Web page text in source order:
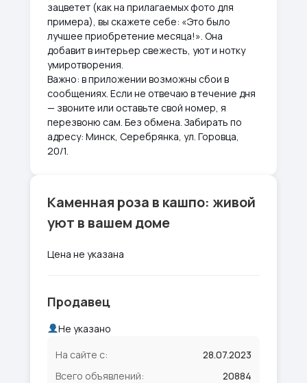
зацветет (как на прилагаемых фото для
примера), вы скажете себе: «Это было
лучшее приобретение месяца!». Она
добавит в интерьер свежесть, уют и нотку
умиротворения.
Важно: в приложении возможны сбои в
сообщениях. Если не отвечаю в течение дня
— звоните или оставьте свой номер, я
перезвоню сам. Без обмена. Забирать по
адресу: Минск, Серебрянка, ул. Горовца,
20/1.
Каменная роза в кашпо: живой
уют в вашем доме
Цена не указана
Продавец
Не указано
На сайте с:
28.07.2023
Всего объявлений:
20884